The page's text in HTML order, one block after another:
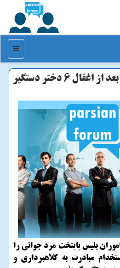
منو
مامور قلابی یگان ویژه بعد از اغفال ۶ دختر دستگیر
پلیس پایتخت مرد جوانی را
مبادرت به كلاهبرداری و